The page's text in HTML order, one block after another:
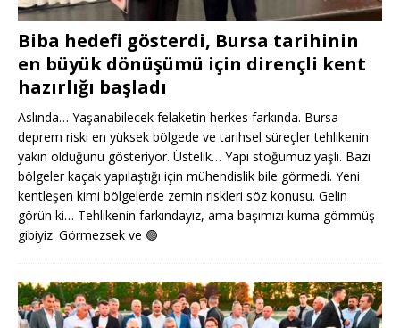
Biba hedefi gösterdi, Bursa tarihinin
en büyük dönüşümü için dirençli kent
hazırlığı başladı
Aslında… Yaşanabilecek felaketin herkes farkında. Bursa
deprem riski en yüksek bölgede ve tarihsel süreçler tehlikenin
yakın olduğunu gösteriyor. Üstelik… Yapı stoğumuz yaşlı. Bazı
bölgeler kaçak yapılaştığı için mühendislik bile görmedi. Yeni
kentleşen kimi bölgelerde zemin riskleri söz konusu. Gelin
görün ki… Tehlikenin farkındayız, ama başımızı kuma gömmüş
gibiyiz. Görmezsek ve 🟢